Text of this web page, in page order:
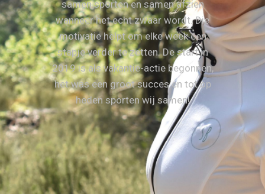
samen sporten en samen afzien
wanneer het echt zwaar wordt. Die
motivatie helpt om elke week een
stapje verder te zetten. De start in
2019 is als vakantie-actie begonnen,
het was een groot succes en tot op
heden sporten wij samen!